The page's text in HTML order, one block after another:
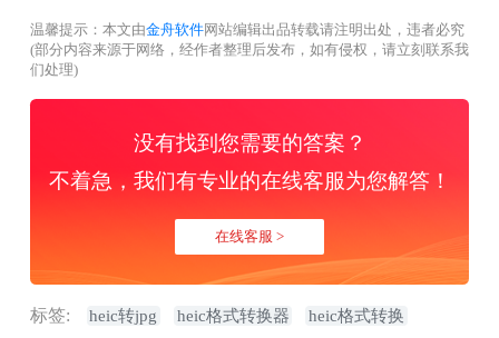
温馨提示：本文由金舟软件网站编辑出品转载请注明出处，违者必究
(部分内容来源于网络，经作者整理后发布，如有侵权，请立刻联系我
们处理)
没有找到您需要的答案？
不着急，我们有专业的在线客服为您解答！
在线客服 >
标签: heic转jpg heic格式转换器 heic格式转换